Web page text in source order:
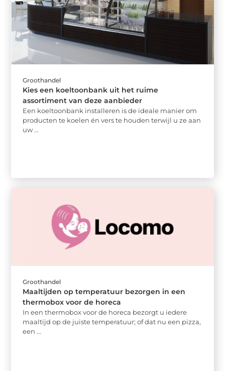
Groothandel
Kies een koeltoonbank uit het ruime
assortiment van deze aanbieder
Een koeltoonbank installeren is de ideale manier om
producten te koelen én vers te houden terwijl u ze aan
uw ...
Groothandel
Maaltijden op temperatuur bezorgen in een
thermobox voor de horeca
In een thermobox voor de horeca bezorgt u iedere
maaltijd op de juiste temperatuur; of dat nu een pizza,
een ...